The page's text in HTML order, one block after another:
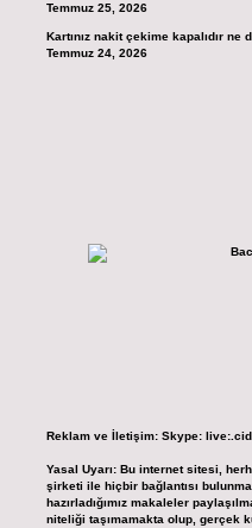
Temmuz 25, 2026
Kartınız nakit çekime kapalıdır ne
Temmuz 24, 2026
Reklam ve İletişim: Skype:
Yasal Uyarı: Bu internet sitesi,
şirketi ile hiçbir bağlantısı
hazırladığımız makaleler
niteliği taşımamakta olup, gerçek